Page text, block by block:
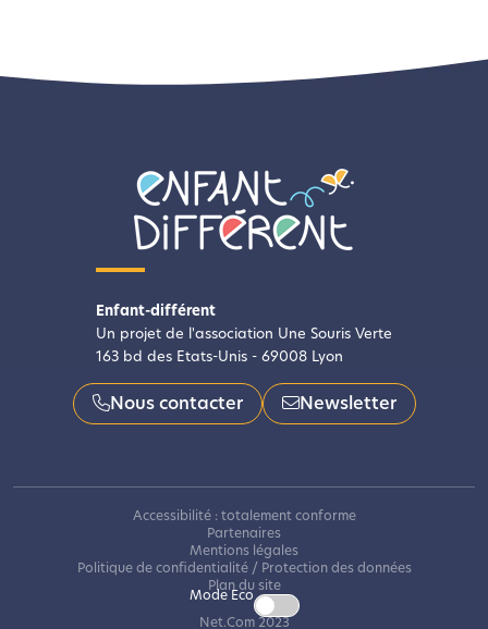
Enfant-différent
Un projet de l'association Une Souris Verte
163 bd des Etats-Unis - 69008 Lyon
Nous contacter Newsletter
Accessibilité : totalement conforme
Partenaires
Mentions légales
Politique de confidentialité / Protection des données
Plan du site
Mode Eco
Net.Com 2023